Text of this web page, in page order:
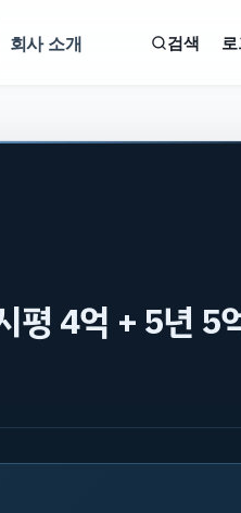
검색
회사 소개
평 4억 + 5년 5